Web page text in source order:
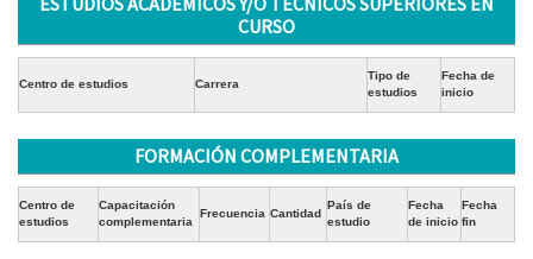
CURSO
Centro de estudios Carrera
Tipo de
estudios
Fecha de
inicio
FORMACIÓN COMPLEMENTARIA
Centro de
estudios
Capacitación
complementaria
Frecuencia Cantidad
País de
estudio
Fecha
de inicio
Fecha
fin